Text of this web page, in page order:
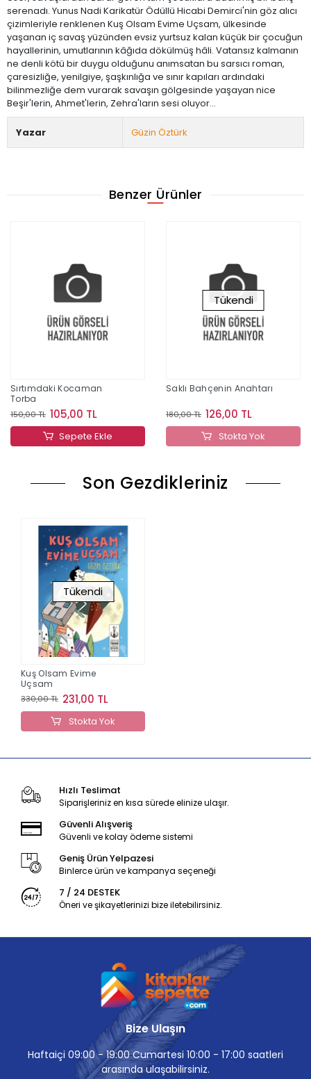
serenadı. Yunus Nadi Karikatür Ödüllü Hicabi Demirci'nin göz alıcı
çizimleriyle renklenen Kuş Olsam Evime Uçsam, ülkesinde
yaşanan iç savaş yüzünden evsiz yurtsuz kalan küçük bir çocuğun
hayallerinin, umutlarının kâğıda dökülmüş hâli. Vatansız kalmanın
ne denli kötü bir duygu olduğunu anımsatan bu sarsıcı roman,
çaresizliğe, yenilgiye, şaşkınlığa ve sınır kapıları ardındaki
bilinmezliğe dem vurarak savaşın gölgesinde yaşayan nice
Beşir'lerin, Ahmet'lerin, Zehra'ların sesi oluyor...
Yazar Güzin Öztürk
Benzer Ürünler
Sırtımdaki Kocaman
Torba
150,00 TL 105,00 TL
Sepete Ekle
Tükendi
Saklı Bahçenin Anahtarı
180,00 TL 126,00 TL
Stokta Yok
Son Gezdikleriniz
Tükendi
Kuş Olsam Evime
Uçsam
330,00 TL 231,00 TL
Stokta Yok
Hızlı Teslimat
Siparişleriniz en kısa sürede elinize ulaşır.
Güvenli Alışveriş
Güvenli ve kolay ödeme sistemi
Geniş Ürün Yelpazesi
Binlerce ürün ve kampanya seçeneği
7 / 24 DESTEK
Öneri ve şikayetlerinizi bize iletebilirsiniz.
Bize Ulaşın
Haftaiçi 09:00 - 19:00 Cumartesi 10:00 - 17:00 saatleri
arasında ulaşabilirsiniz.